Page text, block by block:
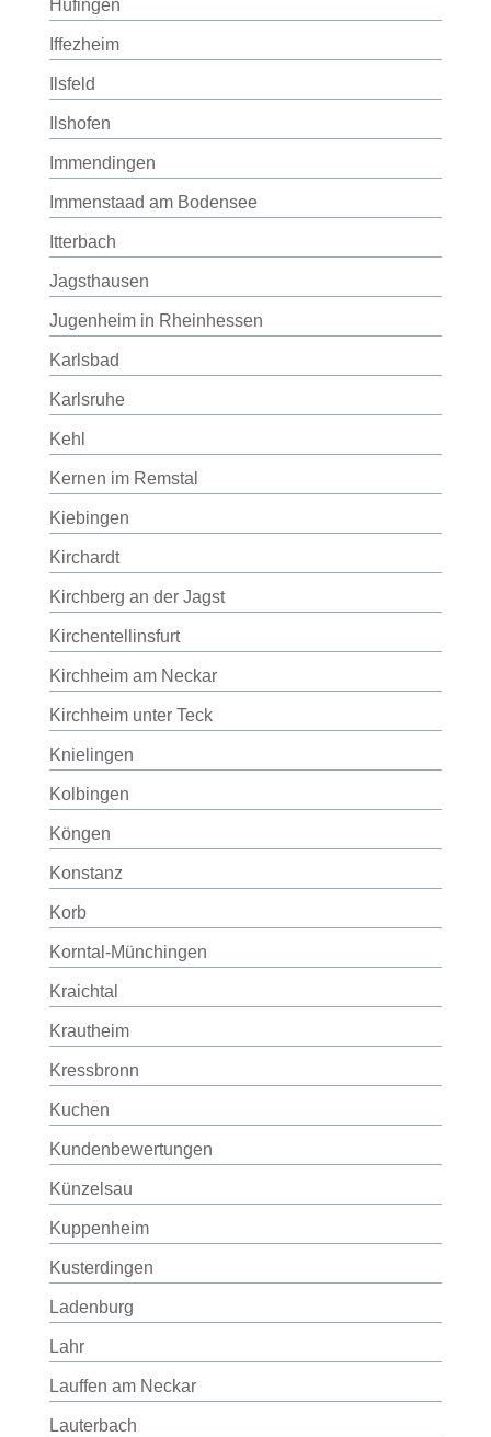
Hüfingen
Iffezheim
Ilsfeld
Ilshofen
Immendingen
Immenstaad am Bodensee
Itterbach
Jagsthausen
Jugenheim in Rheinhessen
Karlsbad
Karlsruhe
Kehl
Kernen im Remstal
Kiebingen
Kirchardt
Kirchberg an der Jagst
Kirchentellinsfurt
Kirchheim am Neckar
Kirchheim unter Teck
Knielingen
Kolbingen
Köngen
Konstanz
Korb
Korntal-Münchingen
Kraichtal
Krautheim
Kressbronn
Kuchen
Kundenbewertungen
Künzelsau
Kuppenheim
Kusterdingen
Ladenburg
Lahr
Lauffen am Neckar
Lauterbach